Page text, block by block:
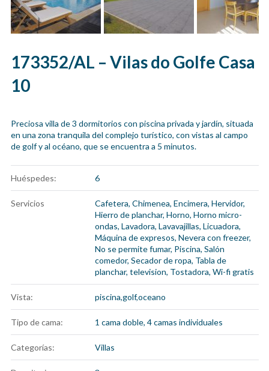
173352/AL – Vilas do Golfe Casa
10
Preciosa villa de 3 dormitorios con piscina privada y jardín, situada
en una zona tranquila del complejo turístico, con vistas al campo
de golf y al océano, que se encuentra a 5 minutos.
Huéspedes: 6
Servicios Cafetera, Chimenea, Encimera, Hervidor,
Hierro de planchar, Horno, Horno micro-
ondas, Lavadora, Lavavajillas, Licuadora,
Máquina de expresos, Nevera con freezer,
No se permite fumar, Piscina, Salón
comedor, Secador de ropa, Tabla de
planchar, television, Tostadora, Wi-fi gratis
Vista: piscina,golf,oceano
Tipo de cama: 1 cama doble, 4 camas individuales
Categorías: Villas